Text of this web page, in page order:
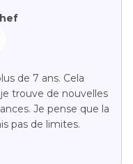
de 7 ans. Cela
trouve de nouvelles
Je pense que la
pas de limites.